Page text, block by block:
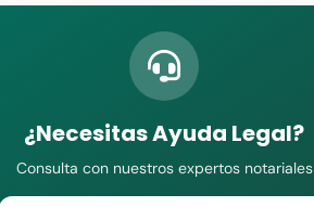
¿Necesitas Ayuda Legal?
Consulta con nuestros expertos notariales